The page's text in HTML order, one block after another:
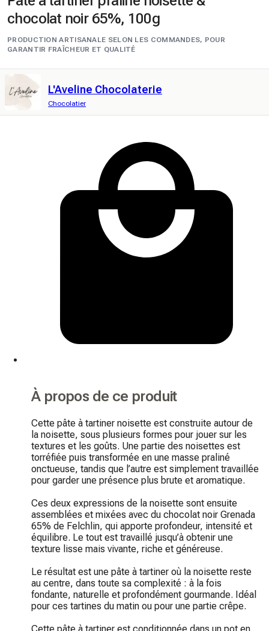
chocolat noir 65%, 100g
PRODUCTION ARTISANALE SELON LES COMMANDES, POUR
GARANTIR FRAÎCHEUR ET QUALITÉ
L'Aveline Chocolaterie
Chocolatier
À propos de ce produit
Cette pâte à tartiner noisette est construite autour de
la noisette, sous plusieurs formes pour jouer sur les
textures et les goûts. Une partie des noisettes est
torréfiée puis transformée en une masse praliné
onctueuse, tandis que l’autre est simplement travaillée
pour garder une présence plus brute et aromatique.
Ces deux expressions de la noisette sont ensuite
assemblées et mixées avec du chocolat noir Grenada
65% de Felchlin, qui apporte profondeur, intensité et
équilibre. Le tout est travaillé jusqu’à obtenir une
texture lisse mais vivante, riche et généreuse.
Le résultat est une pâte à tartiner où la noisette reste
au centre, dans toute sa complexité : à la fois
fondante, naturelle et profondément gourmande. Idéal
pour ces tartines du matin ou pour une partie crêpe.